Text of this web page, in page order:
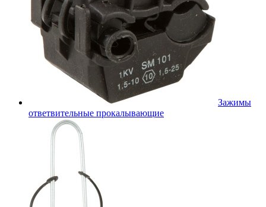
Зажимы
ответвительные прокалывающие